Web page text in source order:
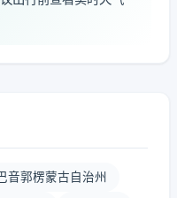
音郭楞蒙古自治州